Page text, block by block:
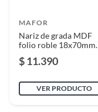
MAFOR
Nariz de grada MDF
folio roble 18x70mm
$ 11.390
VER PRODUCTO